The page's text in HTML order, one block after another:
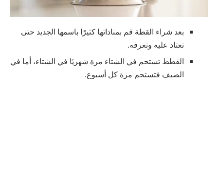
بعد شراء القطة قم بمناداتها كثيرًا باسمها الجديد حتى
تعتاد عليه وتعرفه.
القطط تستحم في الشتاء مرة شهريًا في الشتاء، أما في
الصيف فتستحم مرة كل أسبوع.